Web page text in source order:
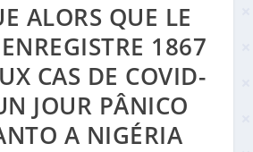
ALORS QUE LE
1867
CAS DE COVID-
JOUR PÂNICO
A NIGÉRIA